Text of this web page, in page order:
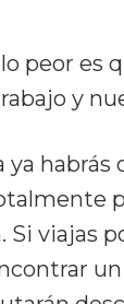
peor es
y
viajas